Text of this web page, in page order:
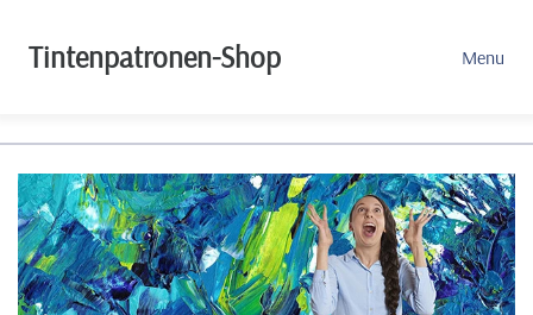
Tintenpatronen-Shop Menu